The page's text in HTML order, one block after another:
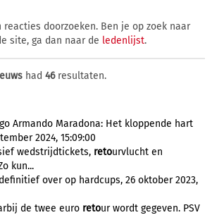
doorzoeken. Ben je op zoek naar
site, ga dan naar de ledenlijst.
had 46resultaten.
Armando Maradona: Het kloppende hart
2024, 15:09:00
wedstrijdtickets, retourvlucht en
kun...
over op hardcups, 26 oktober 2023,
de twee euro retour wordt gegeven. PSV